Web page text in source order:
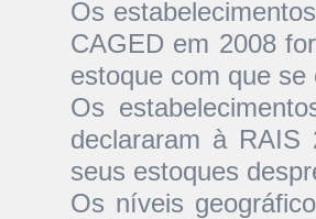
Os
CAGED em 2008
estoque com que
Os
declararam à
seus estoques
Os níveis